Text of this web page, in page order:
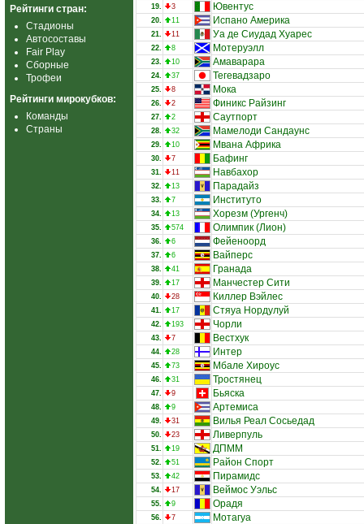
Рейтинги стран:
Стадионы
Автосоставы
Fair Play
Сборные
Трофеи
Рейтинги мирокубков:
Команды
Страны
19. 3 Ювентус
20. 11 Испано Америка
21. 11 Уа де Сиудад Хуарес
22. 8 Мотеруэлл
23. 10 Амаварара
24. 37 Тегевадзаро
25. 8 Мока
26. 2 Финикс Райзинг
27. 2 Саутпорт
28. 32 Мамелоди Сандаунс
29. 10 Мвана Африка
30. 7 Бафинг
31. 11 Навбахор
32. 13 Парадайз
33. 7 Институто
34. 13 Хорезм (Ургенч)
35. 574 Олимпик (Лион)
36. 6 Фейеноорд
37. 6 Вайперс
38. 41 Гранада
39. 17 Манчестер Сити
40. 28 Киллер Вэйлес
41. 17 Стяуа Нордулуй
42. 193 Чорли
43. 7 Вестхук
44. 28 Интер
45. 73 Мбале Хироус
46. 31 Тростянец
47. 9 Бьяска
48. 9 Артемиса
49. 31 Вилья Реал Сосьедад
50. 23 Ливерпуль
51. 19 ДПММ
52. 51 Район Спорт
53. 42 Пирамидс
54. 17 Веймос Уэльс
55. 9 Орадя
56. 7 Мотагуа